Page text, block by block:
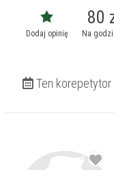
Dodaj opinię
80
Na
Ten korepetytor